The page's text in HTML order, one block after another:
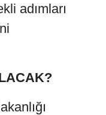
adımları